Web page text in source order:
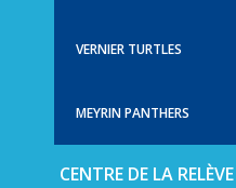
VERNIER TURTLES
MEYRIN PANTHERS
CENTRE DE LA